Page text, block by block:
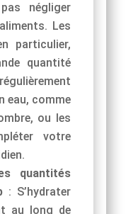
négliger
Les
particulier,
quantité
eau, comme
ou les
votre
quantités
: S’hydrater
au long de